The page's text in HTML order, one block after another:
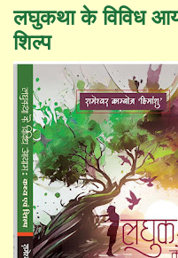
लघुकथा के विविध
शिल्प